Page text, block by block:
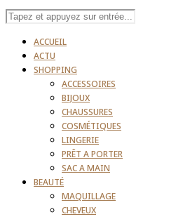
ACCUEIL
ACTU
SHOPPING
ACCESSOIRES
BIJOUX
CHAUSSURES
COSMÉTIQUES
LINGERIE
PRÊT A PORTER
SAC A MAIN
BEAUTÉ
MAQUILLAGE
CHEVEUX